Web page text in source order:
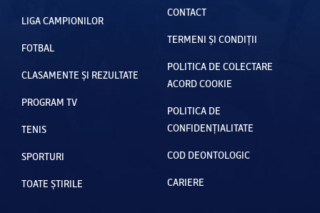
LIGA CAMPIONILOR
FOTBAL
CLASAMENTE ȘI REZULTATE
PROGRAM TV
TENIS
SPORTURI
TOATE ȘTIRILE
CONTACT
TERMENI ȘI CONDIȚII
POLITICA DE COLECTARE
ACORD COOKIE
POLITICA DE
CONFIDENȚIALITATE
COD DEONTOLOGIC
CARIERE